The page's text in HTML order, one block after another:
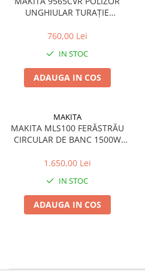
UNGHIULAR TURAȚIE
760,00 Lei
IN STOC
ADAUGA IN COS
MAKITA
MAKITA MLS100 FERĂSTRĂU
CIRCULAR DE BANC 1500W
1.650,00 Lei
IN STOC
ADAUGA IN COS